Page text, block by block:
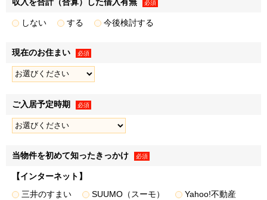
お客様の個人データと紐づけたうえで、上記「利用目的」に
記載した1.～3.の利用目的の達成に必要な範囲で利用いたし
第三者提供
的」に記載した1.～3.の利用目的の達成に必要な範囲で、お
客様情報を弊社のグループ各社、住宅事業の共同事業者など
の第三者に提供することがあります。
必須
しない する 今後検討する
現在のお住まい 必須
ご入居予定時期 必須
当物件を初めて知ったきっかけ 必須
【インターネット】
三井のすまい
SUUMO（スーモ）
Yahoo!不動産